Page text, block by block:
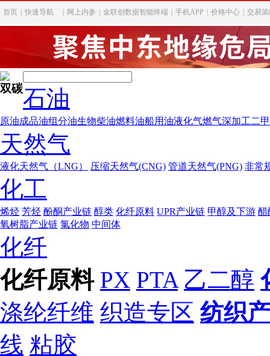
首页 快速导航 网上内参 金联创数据智能终端 手机APP 价格中心 交易
双碳石油
原油成品油组分油生物柴油燃料油船用油液化气燃气深加工二
天然气
液化天然气（LNG） 压缩天然气(CNG) 管道天然气(PNG) 非常
化工
烯烃 芳烃 酚酮产业链 醇类 化纤原料 UPR产业链 甲醇及下游 醋
氧树脂产业链 氯化物 中间体
化纤
化纤原料 PX PTA 乙二醇
涤纶纤维 织造专区 纺织
线 粘胶